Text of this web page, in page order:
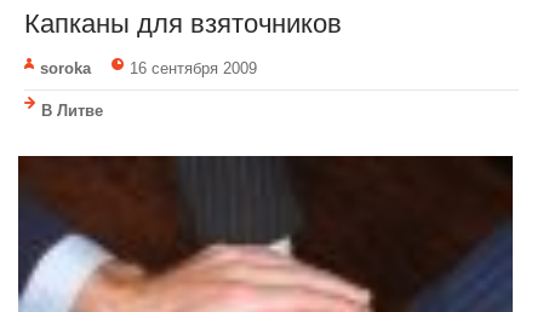
Капканы для взяточников
soroka 16 сентября 2009
В Литве